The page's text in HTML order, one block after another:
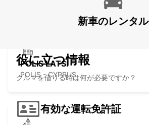
POLIS LATSI
POLIS - CYPRUS
新車のレンタル
役に立つ情報
クルマを借りる時は何が必要ですか？
有効な運転免許証